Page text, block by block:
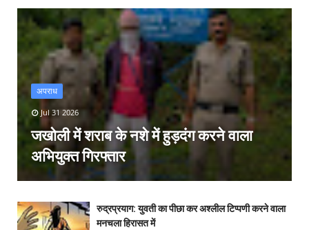
अपराध
Jul 31 2026
जखोली में शराब के नशे में हुड़दंग करने वाला
अभियुक्त गिरफ्तार
रुद्रप्रयाग: युवती का पीछा कर अश्लील टिप्पणी करने वाला
मनचला हिरासत में